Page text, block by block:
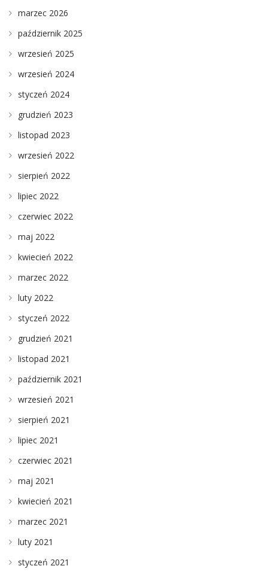
marzec 2026
październik 2025
wrzesień 2025
wrzesień 2024
styczeń 2024
grudzień 2023
listopad 2023
wrzesień 2022
sierpień 2022
lipiec 2022
czerwiec 2022
maj 2022
kwiecień 2022
marzec 2022
luty 2022
styczeń 2022
grudzień 2021
listopad 2021
październik 2021
wrzesień 2021
sierpień 2021
lipiec 2021
czerwiec 2021
maj 2021
kwiecień 2021
marzec 2021
luty 2021
styczeń 2021